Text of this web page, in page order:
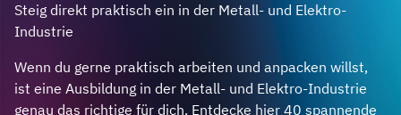
Steig direkt praktisch ein in der Metall- und Elektro-
Industrie
Wenn du gerne praktisch arbeiten und anpacken willst,
ist eine Ausbildung in der Metall- und Elektro-Industrie
genau das richtige für dich. Entdecke hier 40 spannende